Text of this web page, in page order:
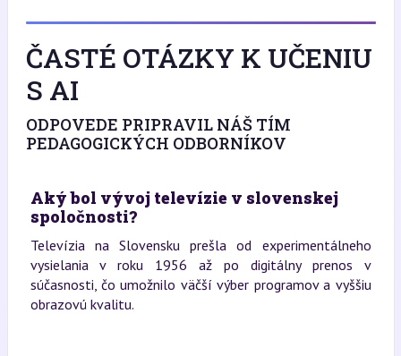
ČASTÉ OTÁZKY K UČENIU
S AI
ODPOVEDE PRIPRAVIL NÁŠ TÍM
PEDAGOGICKÝCH ODBORNÍKOV
Aký bol vývoj televízie v slovenskej
spoločnosti?
Televízia na Slovensku prešla od experimentálneho
vysielania v roku 1956 až po digitálny prenos v
súčasnosti, čo umožnilo väčší výber programov a vyššiu
obrazovú kvalitu.